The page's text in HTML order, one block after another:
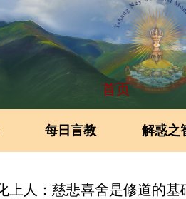
首页
每日言教 解惑之
上人：慈悲喜舍是修道的基